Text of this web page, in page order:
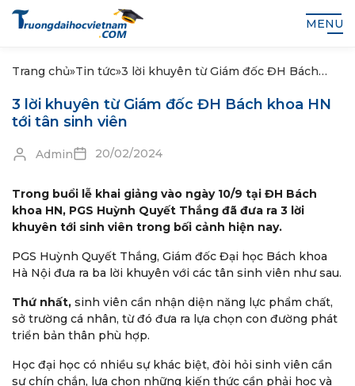
MENU
Trang chủ»Tin tức»3 lời khuyên từ Giám đốc ĐH Bách
3 lời khuyên từ Giám đốc ĐH Bách khoa HN
tới tân sinh viên
Admin 20/02/2024
Trong buổi lễ khai giảng vào ngày 10/9 tại ĐH Bách
khoa HN, PGS Huỳnh Quyết Thắng đã đưa ra 3 lời
khuyên tới sinh viên trong bối cảnh hiện nay.
PGS Huỳnh Quyết Thắng, Giám đốc Đại học Bách khoa
Hà Nội đưa ra ba lời khuyên với các tân sinh viên như sau.
Thứ nhất, sinh viên cần nhận diện năng lực phẩm chất,
sở trường cá nhân, từ đó đưa ra lựa chọn con đường phát
triển bản thân phù hợp.
Học đại học có nhiều sự khác biệt, đòi hỏi sinh viên cần
sự chín chắn, lựa chọn những kiến thức cần phải học và